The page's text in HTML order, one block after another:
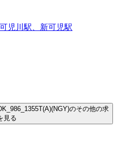
児川駅、新可児駅
のその他の求
見る